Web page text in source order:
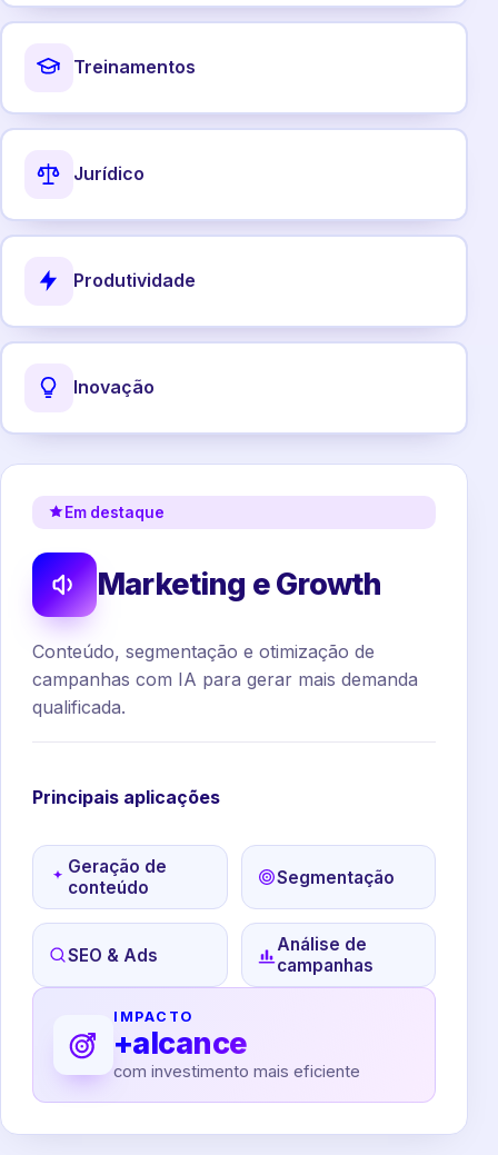
Treinamentos
Jurídico
Produtividade
Inovação
Em destaque
Marketing e Growth
Conteúdo, segmentação e otimização de
campanhas com IA para gerar mais demanda
qualificada.
Principais aplicações
Geração de
conteúdo
Segmentação
SEO & Ads
Análise de
campanhas
IMPACTO
+alcance
com investimento mais eficiente